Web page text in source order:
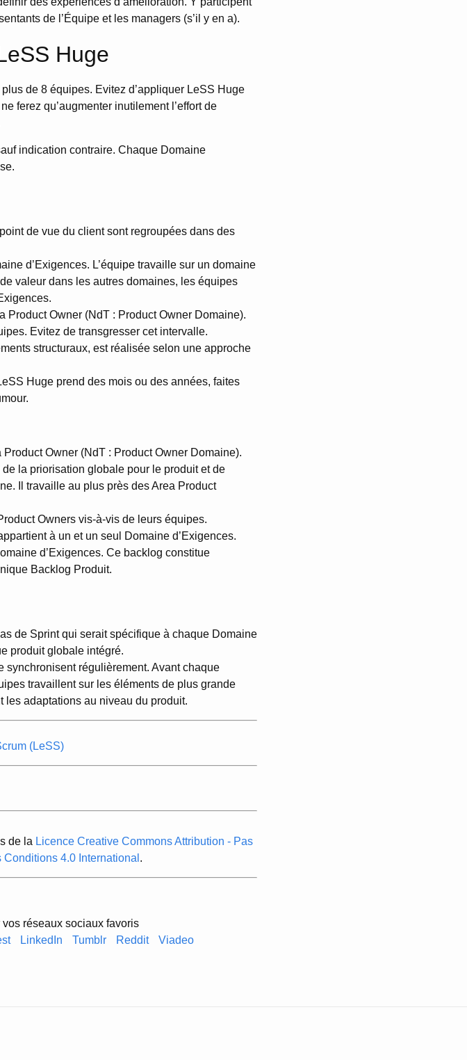
de l’Équipe et les managers (s’il y en a).
Huge
de 8 équipes. Evitez d’appliquer LeSS Huge
ferez qu’augmenter inutilement l’effort de
indication contraire. Chaque Domaine
de vue du client sont regroupées dans des
d’Exigences. L’équipe travaille sur un domaine
valeur dans les autres domaines, les équipes
Product Owner (NdT : Product Owner Domaine).
Evitez de transgresser cet intervalle.
structuraux, est réalisée selon une approche
Huge prend des mois ou des années, faites
Owner (NdT : Product Owner Domaine).
la priorisation globale pour le produit et de
Il travaille au plus près des Area Product
Owners vis-à-vis de leurs équipes.
à un et un seul Domaine d’Exigences.
d’Exigences. Ce backlog constitue
Backlog Produit.
de Sprint qui serait spécifique à chaque Domaine
produit globale intégré.
synchronisent régulièrement. Avant chaque
travaillent sur les éléments de plus grande
les adaptations au niveau du produit.
(LeSS)
de la Licence Creative Commons Attribution - Pas
4.0 International .
réseaux sociaux favoris
LinkedIn Tumblr Reddit Viadeo